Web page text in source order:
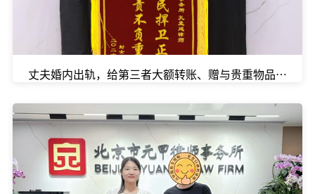
丈夫婚内出轨，给第三者大额转账、赠与贵重物品？别